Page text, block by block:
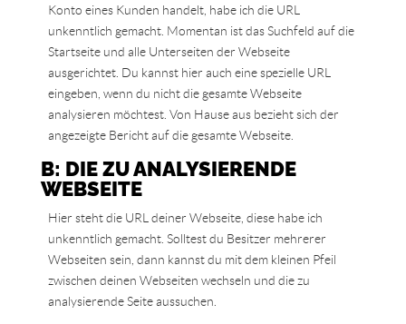
Konto eines Kunden handelt, habe ich die URL
unkenntlich gemacht. Momentan ist das Suchfeld auf die
Startseite und alle Unterseiten der Webseite
ausgerichtet. Du kannst hier auch eine spezielle URL
eingeben, wenn du nicht die gesamte Webseite
analysieren möchtest. Von Hause aus bezieht sich der
angezeigte Bericht auf die gesamte Webseite.
B: DIE ZU ANALYSIERENDE
WEBSEITE
Hier steht die URL deiner Webseite, diese habe ich
unkenntlich gemacht. Solltest du Besitzer mehrerer
Webseiten sein, dann kannst du mit dem kleinen Pfeil
zwischen deinen Webseiten wechseln und die zu
analysierende Seite aussuchen.